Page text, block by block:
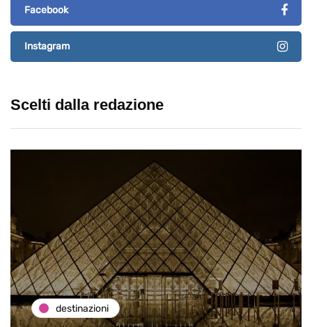
Facebook
Instagram
Scelti dalla redazione
destinazioni